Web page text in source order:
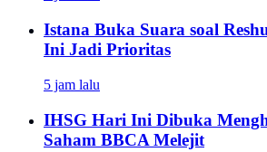
Istana Buka Suara soal
Ini Jadi Prioritas
5 jam lalu
IHSG Hari Ini Dibuka
Saham BBCA Melejit